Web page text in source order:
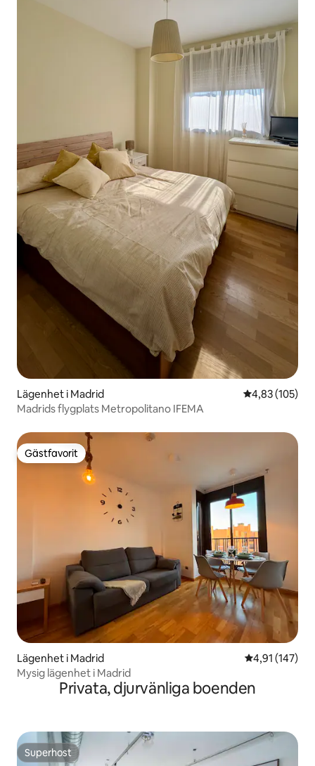
Lägenhet i Madrid 4,83 av 5 i
4,83 (105)
Madrids flygplats Metropolitano IFEMA
Gästfavorit
Gästfavorit
Lägenhet i Madrid 4,91 av 5 i
4,91 (147)
Mysig lägenhet i Madrid
Privata, djurvänliga boenden
Superhost
Superhost